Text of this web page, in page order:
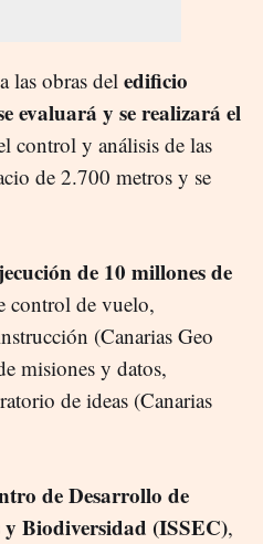
las obras del edificio
evaluará y se realizará el
control y análisis de las
de 2.700 metros y se
de 10 millones de
control de vuelo,
(Canarias Geo
misiones y datos,
de ideas (Canarias
de Desarrollo de
y Biodiversidad (ISSEC),